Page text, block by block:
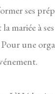
ses
mariée à
une